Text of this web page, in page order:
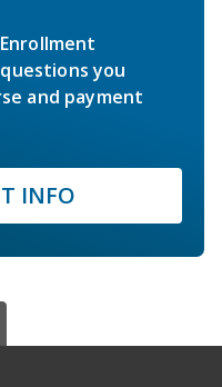
you
and payment
INFO